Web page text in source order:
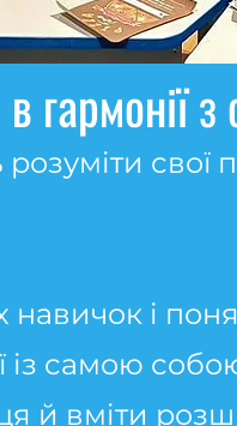
гармонії
свої
і
із самою
й вміти